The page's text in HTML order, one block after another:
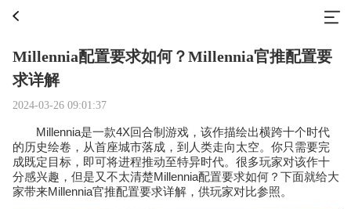
Millennia配置要求如何？Millennia官推配置要
求详解
2024-03-26 09:01:37
Millennia是一款4X回合制游戏，该作描绘出横跨十个时代
的历史绘卷，从首座城市落成，到人类走向太空。你只需要完
成既定目标，即可将进程推动至特异时代。很多玩家对该作十
分感兴趣，但是又不太清楚Millennia配置要求如何？下面就给大
家带来Millennia官推配置要求详解，供玩家对比参照。